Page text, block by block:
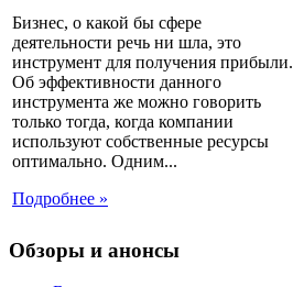
Бизнес, о какой бы сфере
деятельности речь ни шла, это
инструмент для получения прибыли.
Об эффективности данного
инструмента же можно говорить
только тогда, когда компании
используют собственные ресурсы
оптимально. Одним...
Подробнее »
Обзоры и анонсы